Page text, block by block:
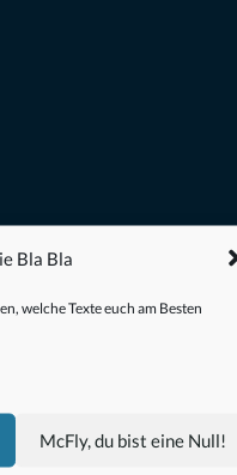
Bla Bla
welche Texte euch am Besten
McFly, du bist eine Null!